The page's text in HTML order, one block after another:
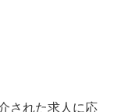
された求人に応